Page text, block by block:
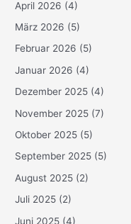
April 2026 (4)
März 2026 (5)
Februar 2026 (5)
Januar 2026 (4)
Dezember 2025 (4)
November 2025 (7)
Oktober 2025 (5)
September 2025 (5)
August 2025 (2)
Juli 2025 (2)
Juni 2025 (4)